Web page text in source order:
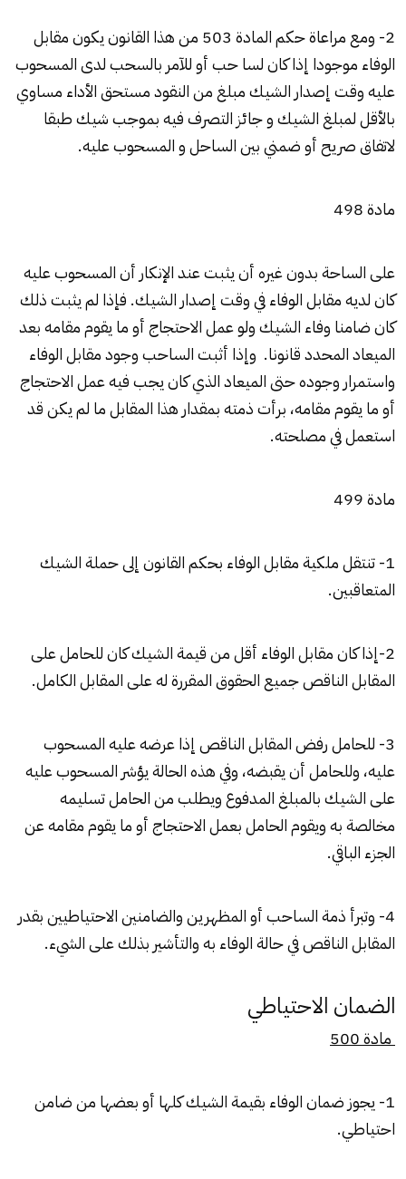
2- ومع مراعاة حكم المادة 503 من هذا القانون يكون مقابل
الوفاء موجودا إذا كان لسا حب أو للآمر بالسحب لدى المسحوب
عليه وقت إصدار الشيك مبلغ من النقود مستحق الأداء مساوي
بالأقل لمبلغ الشيك و جائز التصرف فيه بموجب شيك طبقا
لاتفاق صريح أو ضمني بين الساحل و المسحوب عليه.
مادة 498
على الساحة بدون غيره أن يثبت عند الإنكار أن المسحوب عليه
كان لديه مقابل الوفاء في وقت إصدار الشيك. فإذا لم يثبت ذلك
كان ضامنا وفاء الشيك ولو عمل الاحتجاج أو ما يقوم مقامه بعد
الميعاد المحدد قانونا. وإذا أثبت الساحب وجود مقابل الوفاء
واستمرار وجوده حتى الميعاد الذي كان يجب فيه عمل الاحتجاج
أو ما يقوم مقامه، برأت ذمته بمقدار هذا المقابل ما لم يكن قد
استعمل في مصلحته.
مادة 499
1- تنتقل ملكية مقابل الوفاء بحكم القانون إلى حملة الشيك
المتعاقبين.
2-إذا كان مقابل الوفاء أقل من قيمة الشيك كان للحامل على
المقابل الناقص جميع الحقوق المقررة له على المقابل الكامل.
3- للحامل رفض المقابل الناقص إذا عرضه عليه المسحوب
عليه، وللحامل أن يقبضه، وفي هذه الحالة يؤشر المسحوب عليه
على الشيك بالمبلغ المدفوع ويطلب من الحامل تسليمه
مخالصة به ويقوم الحامل بعمل الاحتجاج أو ما يقوم مقامه عن
الجزء الباقي.
4- وتبرأ ذمة الساحب أو المظهرين والضامنين الاحتياطيين بقدر
المقابل الناقص في حالة الوفاء به والتأشير بذلك على الشيء.
الضمان الاحتياطي
مادة 500
1- يجوز ضمان الوفاء بقيمة الشيك كلها أو بعضها من ضامن
احتياطي.